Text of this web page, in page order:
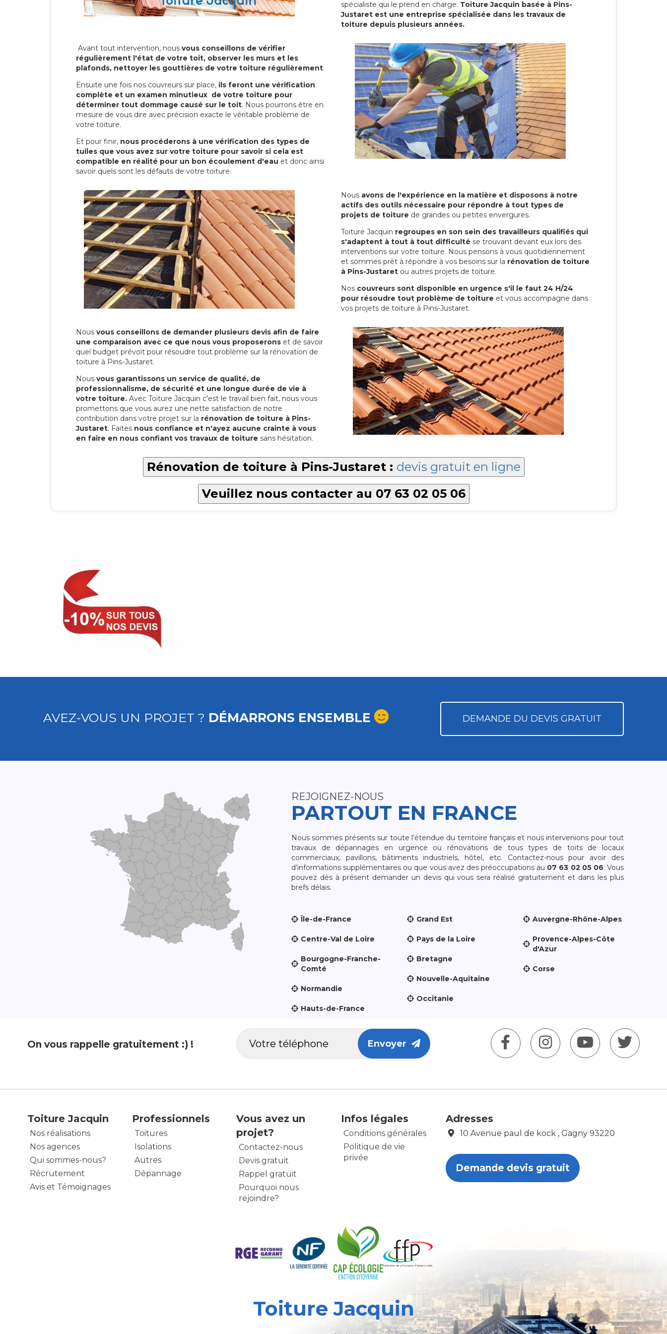
spécialiste qui le prend en charge. Toiture Jacquin basée à Pins-
Justaret est une entreprise spécialisée dans les travaux de
toiture depuis plusieurs années.
Avant tout intervention, nous vous conseillons de vérifier
régulièrement l'état de votre toit, observer les murs et les
plafonds, nettoyer les gouttières de votre toiture régulièrement.
Ensuite une fois nos couvreurs sur place, ils feront une vérification
complète et un examen minutieux de votre toiture pour
déterminer tout dommage causé sur le toit. Nous pourrons être en
mesure de vous dire avec précision exacte le véritable problème de
votre toiture.
Et pour finir, nous procéderons à une vérification des types de
tuiles que vous avez sur votre toiture pour savoir si cela est
compatible en réalité pour un bon écoulement d'eau et donc ainsi
savoir quels sont les défauts de votre toiture.
Nous avons de l'expérience en la matière et disposons à notre
actifs des outils nécessaire pour répondre à tout types de
projets de toiture de grandes ou petites envergures.
Toiture Jacquin regroupes en son sein des travailleurs qualifiés qui
s'adaptent à tout à tout difficulté se trouvant devant eux lors des
interventions sur votre toiture. Nous pensons à vous quotidiennement
et sommes prêt à répondre à vos besoins sur la rénovation de toiture
à Pins-Justaret ou autres projets de toiture.
Nos couvreurs sont disponible en urgence s'il le faut 24 H/24
pour résoudre tout problème de toiture et vous accompagne dans
vos projets de toiture à Pins-Justaret.
Nous vous conseillons de demander plusieurs devis afin de faire
une comparaison avec ce que nous vous proposerons et de savoir
quel budget prévoit pour résoudre tout problème sur la rénovation de
toiture à Pins-Justaret.
Nous vous garantissons un service de qualité, de
professionnalisme, de sécurité et une longue durée de vie à
votre toiture. Avec Toiture Jacquin c'est le travail bien fait, nous vous
promettons que vous aurez une nette satisfaction de notre
contribution dans votre projet sur la rénovation de toiture à Pins-
Justaret. Faites nous confiance et n'ayez aucune crainte à vous
en faire en nous confiant vos travaux de toiture sans hésitation.
Rénovation de toiture à Pins-Justaret : devis gratuit en ligne
Veuillez nous contacter au 07 63 02 05 06
AVEZ-VOUS UN PROJET ? DÉMARRONS ENSEMBLE DEMANDE DU DEVIS GRATUIT
REJOIGNEZ-NOUS
PARTOUT EN FRANCE
Nous sommes présents sur toute l’étendue du territoire français et nous intervenions pour tout
travaux de dépannages en urgence ou rénovations de tous types de toits de locaux
commerciaux, pavillons, bâtiments industriels, hôtel, etc. Contactez-nous pour avoir des
d’informations supplémentaires ou que vous avez des préoccupations au 07 63 02 05 06. Vous
pouvez dès à présent demander un devis qui vous sera réalisé gratuitement et dans les plus
brefs délais.
Île-de-France
Centre-Val de Loire
Bourgogne-Franche-
Comté
Normandie
Hauts-de-France
Grand Est
Pays de la Loire
Bretagne
Nouvelle-Aquitaine
Occitanie
Auvergne-Rhône-Alpes
Provence-Alpes-Côte
d'Azur
Corse
On vous rappelle gratuitement :) ! Envoyer
Toiture Jacquin
Nos réalisations
Nos agences
Qui sommes-nous?
Récrutement
Avis et Témoignages
Professionnels
Toitures
Isolations
Autres
Dépannage
Vous avez un
projet?
Contactez-nous
Devis gratuit
Rappel gratuit
Pourquoi nous
rejoindre?
Infos légales
Conditions générales
Politique de vie
privée
Adresses
10 Avenue paul de kock , Gagny 93220
Demande devis gratuit
Toiture Jacquin